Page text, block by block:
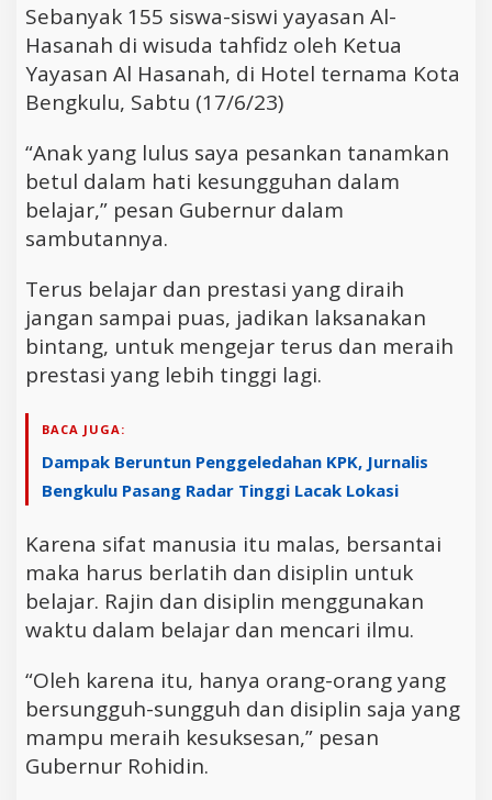
Sebanyak 155 siswa-siswi yayasan Al-
Hasanah di wisuda tahfidz oleh Ketua
Yayasan Al Hasanah, di Hotel ternama Kota
Bengkulu, Sabtu (17/6/23)
“Anak yang lulus saya pesankan tanamkan
betul dalam hati kesungguhan dalam
belajar,” pesan Gubernur dalam
sambutannya.
Terus belajar dan prestasi yang diraih
jangan sampai puas, jadikan laksanakan
bintang, untuk mengejar terus dan meraih
prestasi yang lebih tinggi lagi.
BACA JUGA:
Dampak Beruntun Penggeledahan KPK, Jurnalis
Bengkulu Pasang Radar Tinggi Lacak Lokasi
Karena sifat manusia itu malas, bersantai
maka harus berlatih dan disiplin untuk
belajar. Rajin dan disiplin menggunakan
waktu dalam belajar dan mencari ilmu.
“Oleh karena itu, hanya orang-orang yang
bersungguh-sungguh dan disiplin saja yang
mampu meraih kesuksesan,” pesan
Gubernur Rohidin.